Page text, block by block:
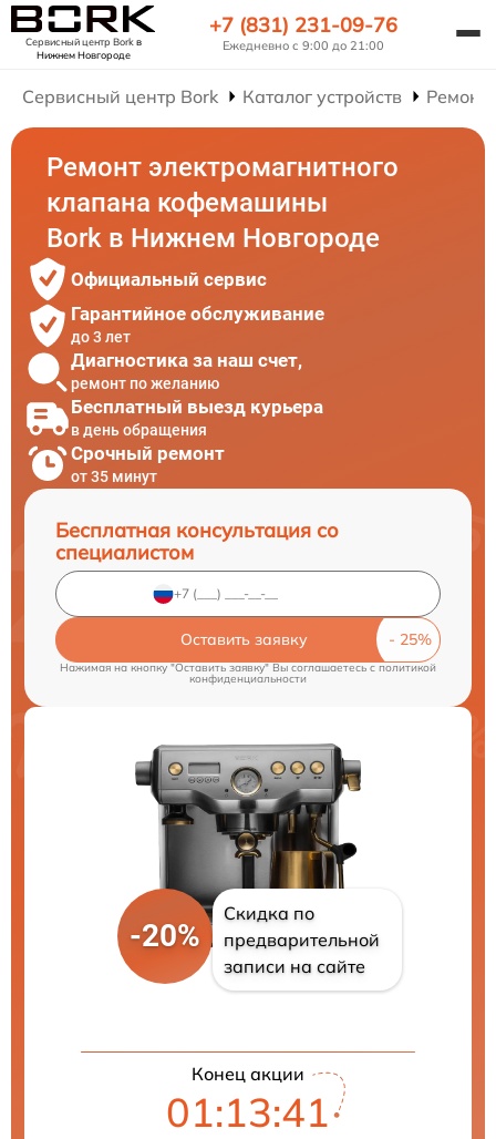
Сервисный центр Borkв
Нижнем Новгороде
+7 (831) 231-09-76
Ежедневно с 9:00 до 21:00
Сервисный центр Bork Каталог устройств
Ремонт электромагнитного
клапана кофемашины
Bork в Нижнем Новгороде
Официальный сервис
Гарантийное обслуживание
до 3 лет
Диагностика за наш счет,
ремонт по желанию
Бесплатный выезд курьера
в день обращения
Срочный ремонт
от 35 минут
Бесплатная консультация со
специалистом
Оставить заявку
Нажимая на кнопку "Оставить заявку" Вы соглашаетесь cполитикой
конфиденциальности
-20%
Скидка по
предварительной
записи на сайте
Конец акции
01:13:41